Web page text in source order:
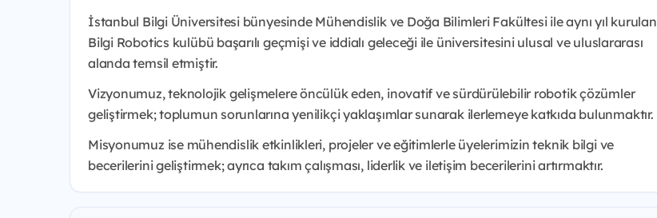
İstanbul Bilgi Üniversitesi bünyesinde Mühendislik ve Doğa Bilimleri Fakültesi ile aynı yıl kurulan
Bilgi Robotics kulübü başarılı geçmişi ve iddialı geleceği ile üniversitesini ulusal ve uluslararası
alanda temsil etmiştir.
Vizyonumuz, teknolojik gelişmelere öncülük eden, inovatif ve sürdürülebilir robotik çözümler
geliştirmek; toplumun sorunlarına yenilikçi yaklaşımlar sunarak ilerlemeye katkıda bulunmaktır.
Misyonumuz ise mühendislik etkinlikleri, projeler ve eğitimlerle üyelerimizin teknik bilgi ve
becerilerini geliştirmek; ayrıca takım çalışması, liderlik ve iletişim becerilerini artırmaktır.